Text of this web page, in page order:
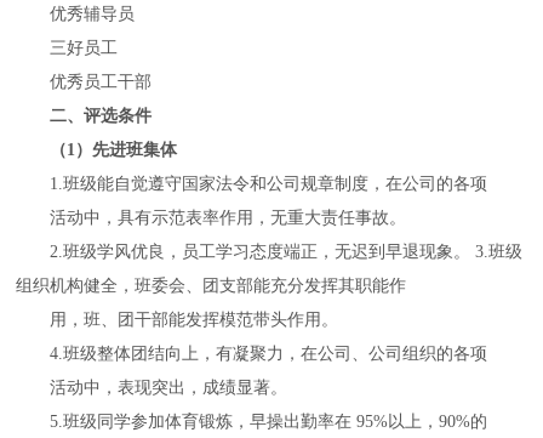
优秀辅导员
三好员工
优秀员工干部
二、评选条件
（1）先进班集体
1.班级能自觉遵守国家法令和公司规章制度，在公司的各项
活动中，具有示范表率作用，无重大责任事故。
2.班级学风优良，员工学习态度端正，无迟到早退现象。 3.班级
组织机构健全，班委会、团支部能充分发挥其职能作
用，班、团干部能发挥模范带头作用。
4.班级整体团结向上，有凝聚力，在公司、公司组织的各项
活动中，表现突出，成绩显著。
5.班级同学参加体育锻炼，早操出勤率在 95%以上，90%的